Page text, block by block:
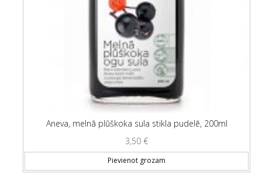
Aneva, melnā plūškoka sula stikla pudelē, 200ml
3,50 €
Pievienot grozam